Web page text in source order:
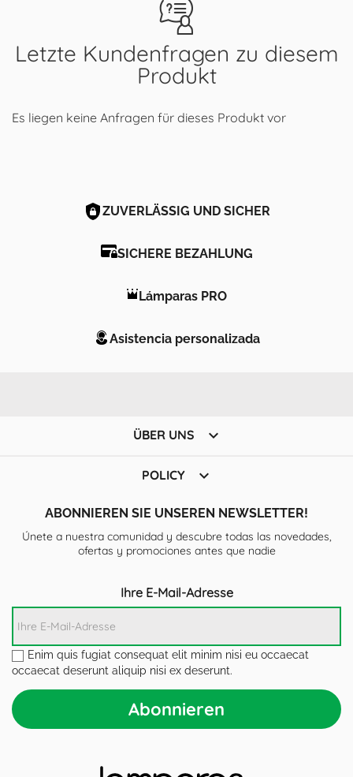
Letzte Kundenfragen zu diesem
Produkt
Es liegen keine Anfragen für dieses Produkt vor
ZUVERLÄSSIG UND SICHER
SICHERE BEZAHLUNG
Lámparas PRO
Asistencia personalizada
ÜBER UNS 
POLICY 
ABONNIEREN SIE UNSEREN NEWSLETTER!
Únete a nuestra comunidad y descubre todas las novedades,
ofertas y promociones antes que nadie
Ihre E-Mail-Adresse
Enim quis fugiat consequat elit minim nisi eu occaecat
occaecat deserunt aliquip nisi ex deserunt.